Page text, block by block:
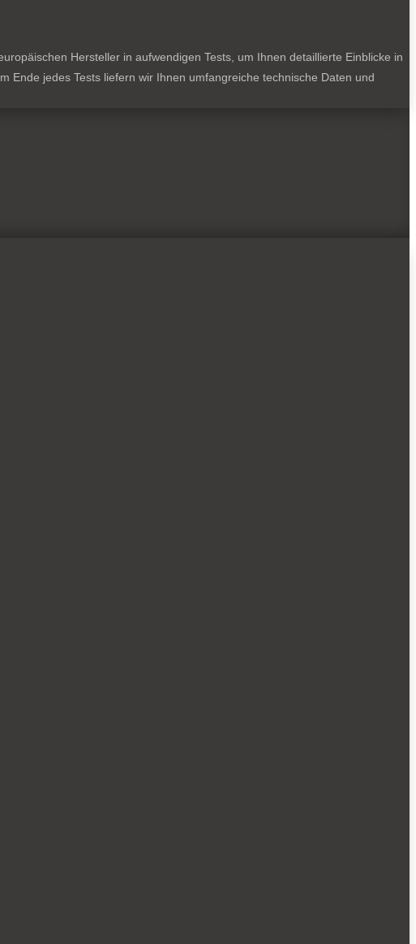
Hersteller in aufwendigen Tests, um Ihnen detaillierte Einblicke in
Ende jedes Tests liefern wir Ihnen umfangreiche technische Daten und